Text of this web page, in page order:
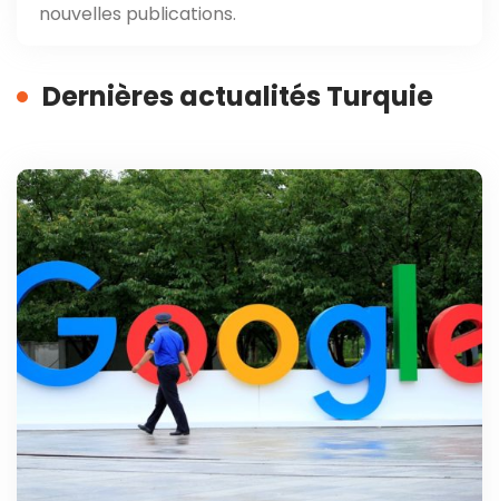
nouvelles publications.
Dernières actualités Turquie